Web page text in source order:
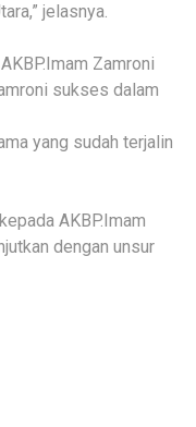
jelasnya.
Zamroni
sukses dalam
yang sudah terjalin
AKBP.Imam
dengan unsur